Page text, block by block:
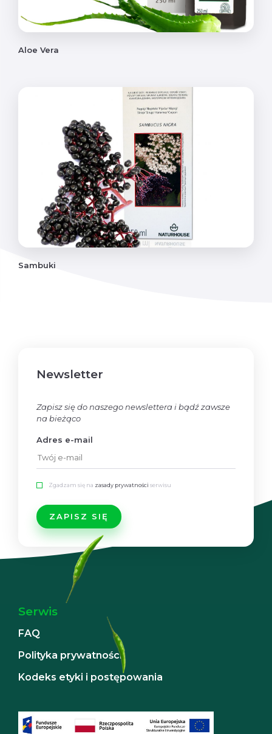
Aloe Vera
Sambuki
Newsletter
Zapisz się do naszego newslettera i bądź zawsze
na bieżąco
Adres e-mail
Zgadzam się na zasady prywatności serwisu
Serwis
FAQ
Polityka prywatności
Kodeks etyki i postępowania